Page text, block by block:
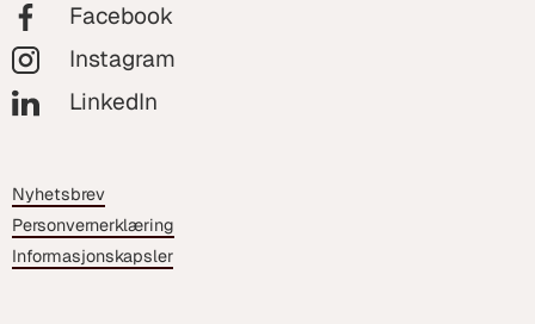
Facebook
Instagram
LinkedIn
Nyhetsbrev
Personvernerklæring
Informasjonskapsler